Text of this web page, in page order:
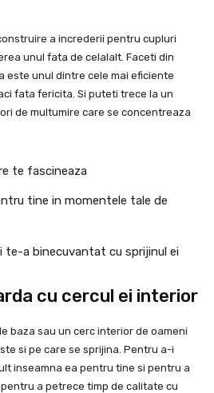
a increderii pentru cupluri
unul fata de celalalt. Faceti din
este unul dintre cele mai eficiente
fata fericita. Si puteti trece la un
de multumire care se concentreaza
te fascineaza
tine in momentele tale de
a binecuvantat cu sprijinul ei
cu cercul ei interior
baza sau un cerc interior de oameni
si pe care se sprijina. Pentru a-i
inseamna ea pentru tine si pentru a
a petrece timp de calitate cu